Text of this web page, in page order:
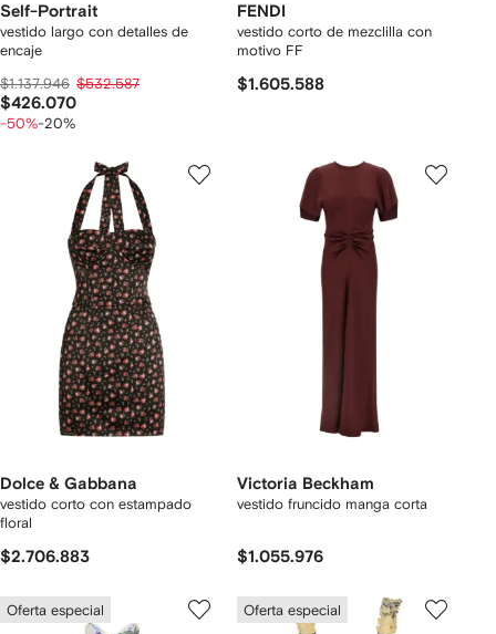
Self-Portrait
vestido largo con detalles de
encaje
$1.137.946 $532.587
$426.070
-50%-20%
FENDI
vestido corto de mezclilla con
motivo FF
$1.605.588
Dolce & Gabbana
vestido corto con estampado
floral
$2.706.883
Victoria Beckham
vestido fruncido manga corta
$1.055.976
Oferta especial Oferta especial